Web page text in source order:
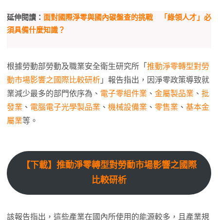
延伸閱讀： 面對國際淨零與國內碳盤查的挑戰 「綠領人才」必
須具備什麼知識？
根據勞動部勞動及職業安全衛生研究所「 推動淨零轉型對勞
動市場影響之國際比較研析 」報告指出，因淨零政策導致就
業減少最多的部門依序為、 電子零組件業 、 金屬製品業 、 批
發業 、 電腦電子光學製品業 、 機械設備業 、 零售業 、 基本金
屬業等。
【下載】推動淨零轉型對勞動市場影響之國際
比較研析
該報告指出，這些產業在國內所使用的能源較多，且產業規